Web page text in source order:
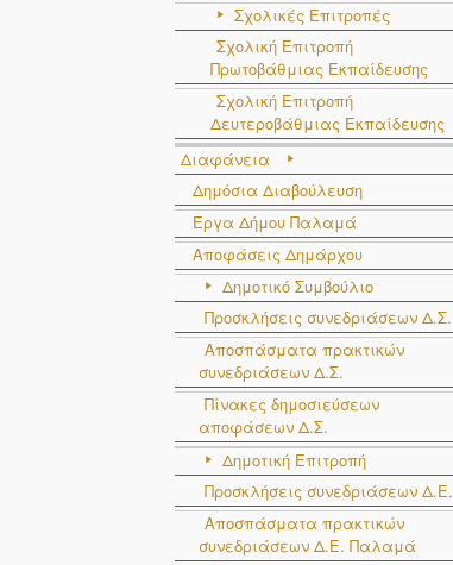
Σχολικές Επιτροπές
Σχολική Επιτροπή
Πρωτοβάθμιας Εκπαίδευσης
Σχολική Επιτροπή
Δευτεροβάθμιας Εκπαίδευσης
Διαφάνεια
Δημόσια Διαβούλευση
Έργα Δήμου Παλαμά
Αποφάσεις Δημάρχου
Δημοτικό Συμβούλιο
Προσκλήσεις συνεδριάσεων Δ.Σ.
Αποσπάσματα πρακτικών
συνεδριάσεων Δ.Σ.
Πίνακες δημοσιεύσεων
αποφάσεων Δ.Σ.
Δημοτική Επιτροπή
Προσκλήσεις συνεδριάσεων Δ.Ε.
Αποσπάσματα πρακτικών
συνεδριάσεων Δ.E. Παλαμά